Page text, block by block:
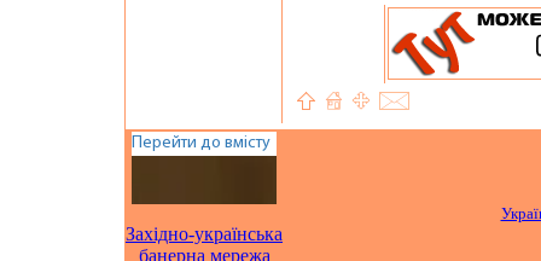
Західно-українська
банерна мережа